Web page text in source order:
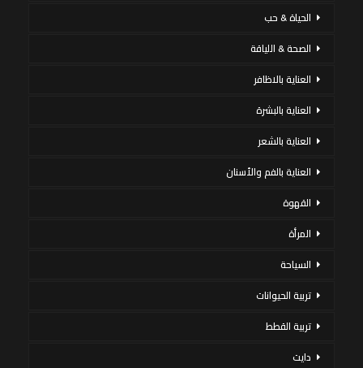
الحياة & حب
الصحة & اللياقة
العناية بالاظافر
العناية بالبشرة
العناية بالشعر
العناية بالفم والأسنان
القهوة
المرأة
السياحة
تربية الحيوانات
تربية القطط
دايت